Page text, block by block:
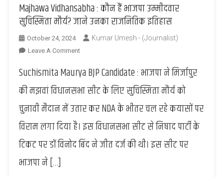
Majhawa Vidhansabha : कौन हैं भाजपा उम्मीदवार
सुचिस्मिता मौर्य? जाने उनका राजनितिक इतिहास
October 24, 2024 Kumar Umesh - (Journalist)
Leave A CommentOn
Vidhansabha
कौन
हैं
उम्मीदवार
सुचिस्मिता
Suchismita Maurya BJP Candidate : भाजपा ने मिर्जापुर
की मझवां विधानसभा सीट के लिए सुचिस्मिता मौर्य को
चुनावी मैदान में उतार कर NDA के भीतर चल रहे कयासों पर
विराम लगा दिया है। इस विधानसभा सीट से निषाद पार्टी के
टिकट पर डॉ विनोद बिंद ने जीत दर्ज की थी। इस सीट पर
भाजपा ने […]